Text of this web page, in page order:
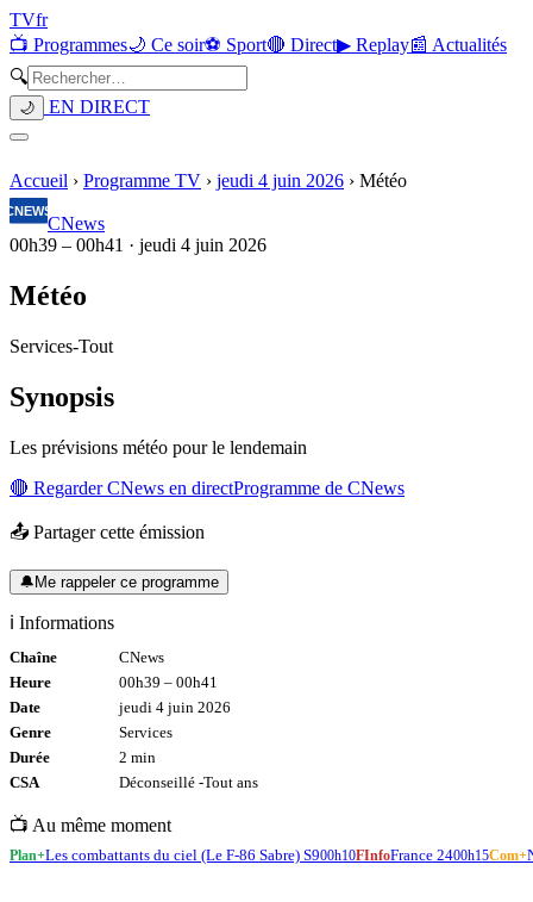
TVfr
📺 Programmes🌙 Ce soir⚽ Sport🔴 Direct▶ Replay📰 Actualités
🔍
🌙 EN DIRECT
Accueil › Programme TV › jeudi 4 juin 2026 › Météo
CNews
00h39 – 00h41 · jeudi 4 juin 2026
Météo
Services-Tout
Synopsis
Les prévisions météo pour le lendemain
🔴 RegarderCNews en directProgramme de CNews
📤 Partager cette émission
🔔Me rappeler ce programme
ℹ️ Informations
Chaîne
CNews
Heure
00h39 – 00h41
Date
jeudi 4 juin 2026
Genre
Services
Durée
2 min
CSA
Déconseillé -Tout ans
📺 Au même moment
Plan+Les combattants du ciel (Le F-86 Sabre) S900h10FInfoFrance 2400h15Com+